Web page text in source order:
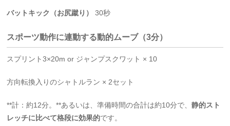
バットキック（お尻蹴り） 30秒
スポーツ動作に連動する動的ムーブ（3分）
スプリント3×20m or ジャンプスクワット × 10
方向転換入りのシャトルラン × 2セット
**計：約12分。**あるいは、準備時間の合計は約10分で、静的スト
レッチに比べて格段に効果的です。